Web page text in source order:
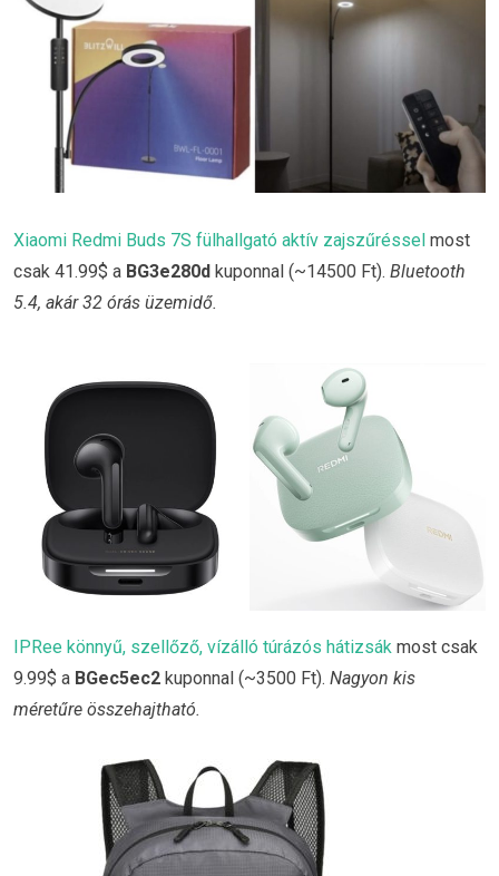
Xiaomi Redmi Buds 7S fülhallgató aktív zajszűréssel most
csak 41.99$ a BG3e280d kuponnal (~14500 Ft). Bluetooth
5.4, akár 32 órás üzemidő.
IPRee könnyű, szellőző, vízálló túrázós hátizsák most csak
9.99$ a BGec5ec2 kuponnal (~3500 Ft). Nagyon kis
méretűre összehajtható.